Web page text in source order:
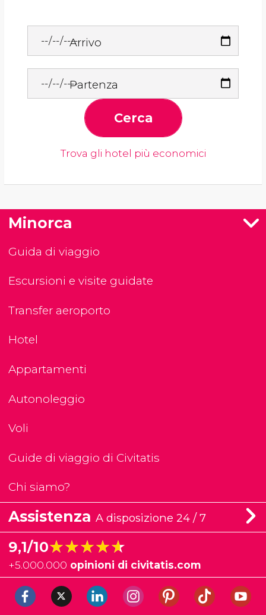
Arrivo
Partenza
Cerca
Trova gli hotel più economici
Minorca
Guida di viaggio
Escursioni e visite guidate
Transfer aeroporto
Hotel
Appartamenti
Autonoleggio
Voli
Guide di viaggio di Civitatis
Chi siamo?
Assistenza A disposizione 24 / 7
9,1/10★★★★★
★★★★★
+5.000.000 opinioni di civitatis.com